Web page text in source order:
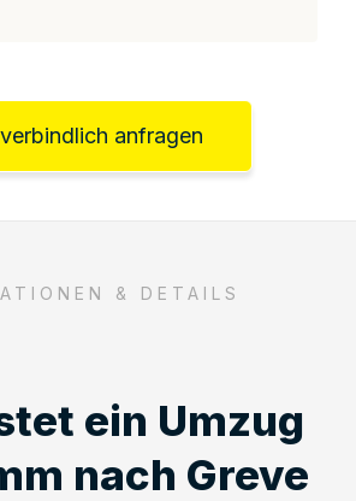
anfragen
& DETAILS
ein Umzug
nach Greve